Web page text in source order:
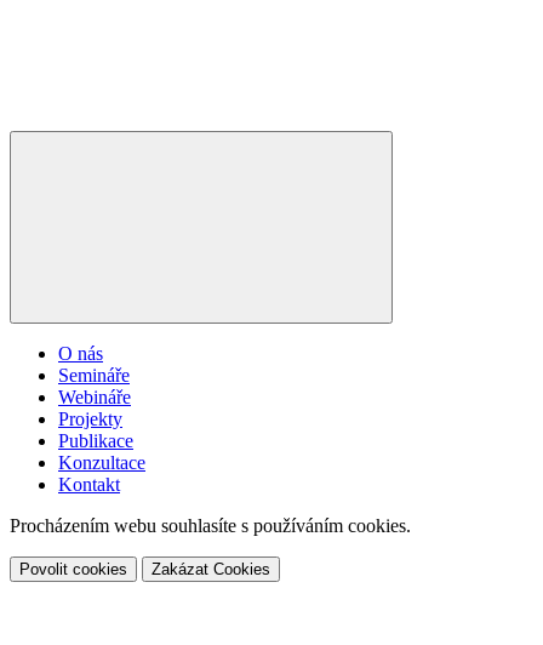
O nás
Semináře
Webináře
Projekty
Publikace
Konzultace
Kontakt
Procházením webu souhlasíte s používáním cookies.
Povolit cookies Zakázat Cookies